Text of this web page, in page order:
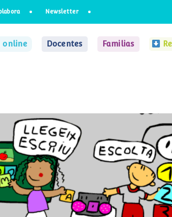
Newsletter
online Docentes Familias